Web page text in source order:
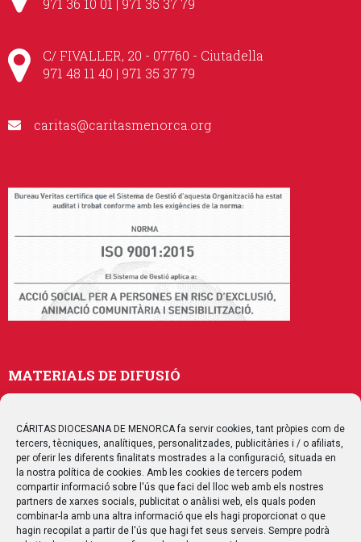
CÁRITAS DIOCESANA DE MENORCA fa servir cookies, tant pròpies com de
tercers, tècniques, analítiques, personalitzades, publicitàries i / o afiliats,
per oferir les diferents finalitats mostrades a la configuració, situada en
la nostra política de cookies. Amb les cookies de tercers podem
compartir informació sobre l'ús que faci del lloc web amb els nostres
partners de xarxes socials, publicitat o anàlisi web, els quals poden
combinar-la amb una altra informació que els hagi proporcionat o que
hagin recopilat a partir de l'ús que hagi fet seus serveis. Sempre podrà
971 36 10 01 | 971 35 37 79
C/ FIVALLER, 20 - 07760 - Ciutadella
971 48 11 40 | 971 35 37 79
caritas@caritasmenorca.org
MATERIALS DE DIFUSIÓ
Publicacions
Multimedia
SEGUEIX-NOS